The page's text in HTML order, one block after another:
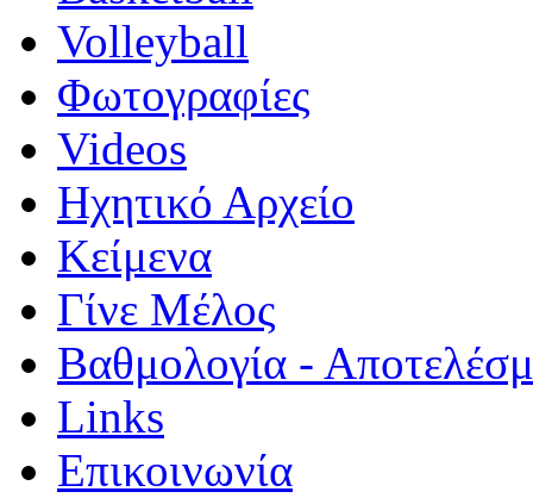
Volleyball
Φωτογραφίες
Videos
Ηχητικό Αρχείο
Κείμενα
Γίνε Μέλος
Βαθμολογία -
Links
Επικοινωνία